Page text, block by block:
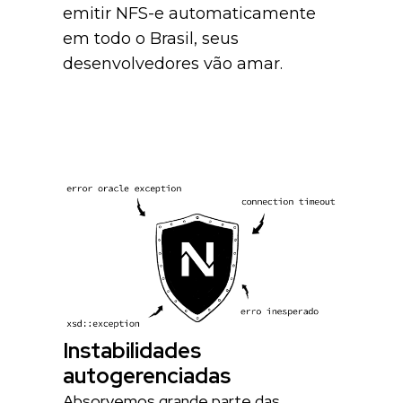
emitir NFS-e automaticamente
em todo o Brasil, seus
desenvolvedores vão amar.
Instabilidades
autogerenciadas